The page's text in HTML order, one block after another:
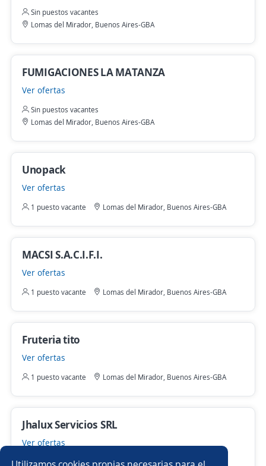
Sin puestos vacantes
Lomas del Mirador, Buenos Aires-GBA
FUMIGACIONES LA MATANZA
Ver ofertas
Sin puestos vacantes
Lomas del Mirador, Buenos Aires-GBA
Unopack
Ver ofertas
1 puesto vacante Lomas del Mirador, Buenos Aires-GBA
MACSI S.A.C.I.F.I.
Ver ofertas
1 puesto vacante Lomas del Mirador, Buenos Aires-GBA
Fruteria tito
Ver ofertas
1 puesto vacante Lomas del Mirador, Buenos Aires-GBA
Jhalux Servicios SRL
Ver ofertas
1 puesto vacante Lomas del Mirador, Buenos Aires-GBA